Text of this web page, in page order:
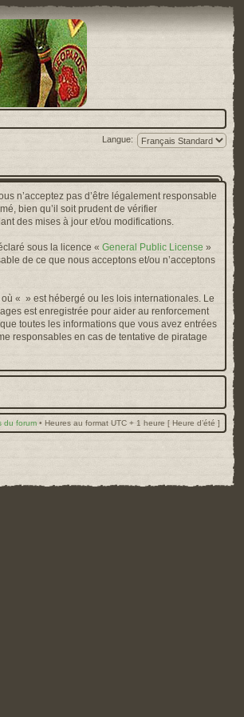
Langue:
n’acceptez pas d’être légalement responsable
bien qu’il soit prudent de vérifier
des mises à jour et/ou modifications.
sous la licence « General Public License »
de ce que nous acceptons et/ou n’acceptons
« » est hébergé ou les lois internationales. Le
est enregistrée pour aider au renforcement
toutes les informations que vous avez entrées
responsables en cas de tentative de piratage
du forum • Heures au format UTC + 1 heure [ Heure d’été ]